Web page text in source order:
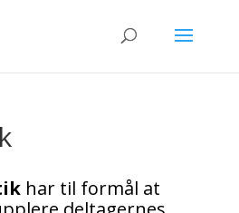
har til formål at